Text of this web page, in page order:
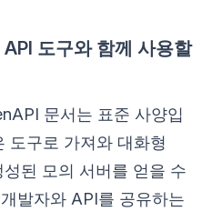
도구와 함께 사용할
문서는 표준 사양입
도구로 가져와 대화형
된 모의 서버를 얻을 수
발자와 API를 공유하는